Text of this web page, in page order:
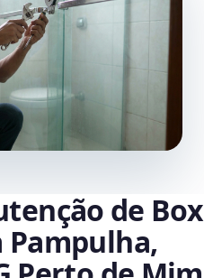
de Box
Pampulha,